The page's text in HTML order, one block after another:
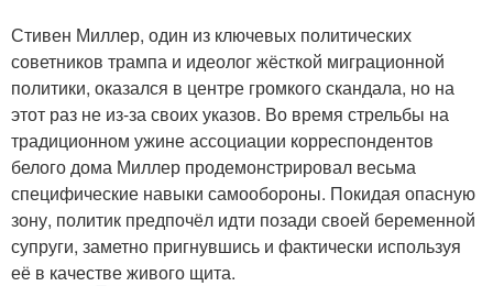
Стивен Миллер, один из ключевых политических
советников трампа и идеолог жёсткой миграционной
политики, оказался в центре громкого скандала, но на
этот раз не из-за своих указов. Во время стрельбы на
традиционном ужине ассоциации корреспондентов
белого дома Миллер продемонстрировал весьма
специфические навыки самообороны. Покидая опасную
зону, политик предпочёл идти позади своей беременной
супруги, заметно пригнувшись и фактически используя
её в качестве живого щита.